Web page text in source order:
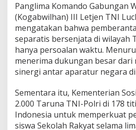
Panglima Komando Gabungan
(Kogabwilhan) III Letjen TNI
mengatakan bahwa
separatis bersenjata di wilayah
hanya persoalan waktu.
menerima dukungan besar dari
sinergi antar aparatur negara di
Sementara itu, Kementerian
2.000 Taruna TNI-Polri di 178
Indonesia untuk memperkuat
siswa Sekolah Rakyat selama